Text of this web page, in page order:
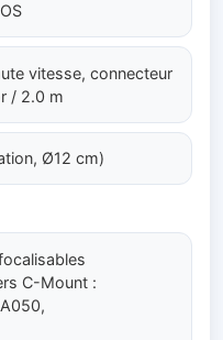
vitesse, connecteur
/ 2.0 m
Ø12 cm)
C-Mount :